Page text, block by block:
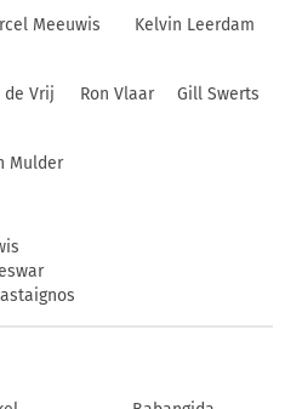
Meeuwis Kelvin Leerdam
Vrij Ron Vlaar Gill Swerts
Mulder